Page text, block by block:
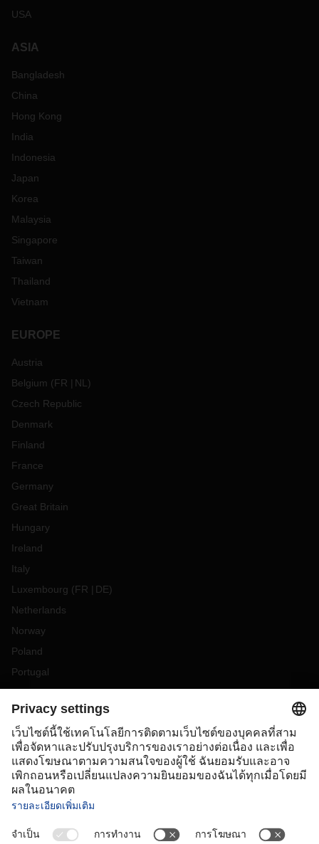
USA
ASIA
Bangladesh
China
Hong Kong
India
Indonesia
Japan
Korea
Malaysia
Singapore
Taiwan
Thailand
Vietnam
EUROPE
Austria
Belgium (FR NL )
Czech Republic
Denmark
Finland
France
Germany
Great Britain
Hungary
Ireland
Italy
Luxembourg (FR DE)
Netherlands
Norway
Poland
Portugal
Romania
Slovakia
Spain
Sweden
Switzerland(DE FR)
Turkey
OCEANIA